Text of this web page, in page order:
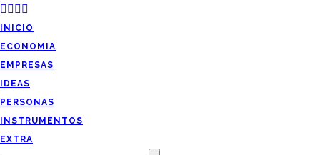
INICIO
ECONOMIA
EMPRESAS
IDEAS
PERSONAS
INSTRUMENTOS
EXTRA